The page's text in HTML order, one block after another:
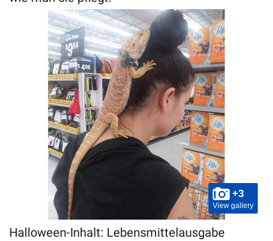
+3
View gallery
Halloween-Inhalt: Lebensmittelausgabe